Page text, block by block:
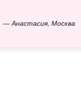
— Анастасия, Москва